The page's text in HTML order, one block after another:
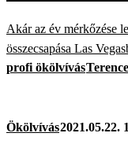
Akár az év mérkőzése
összecsapása Las
profi ökölvívás
Ökölvívás2021.05.22.